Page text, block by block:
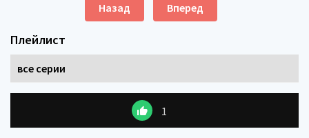
Назад Вперед
Плейлист
все серии
1